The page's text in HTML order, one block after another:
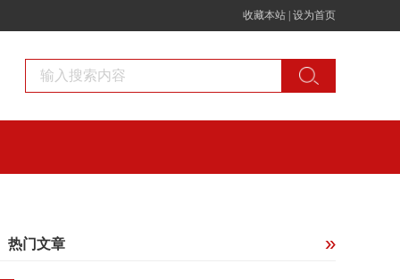
收藏本站 设为首页
热门文章